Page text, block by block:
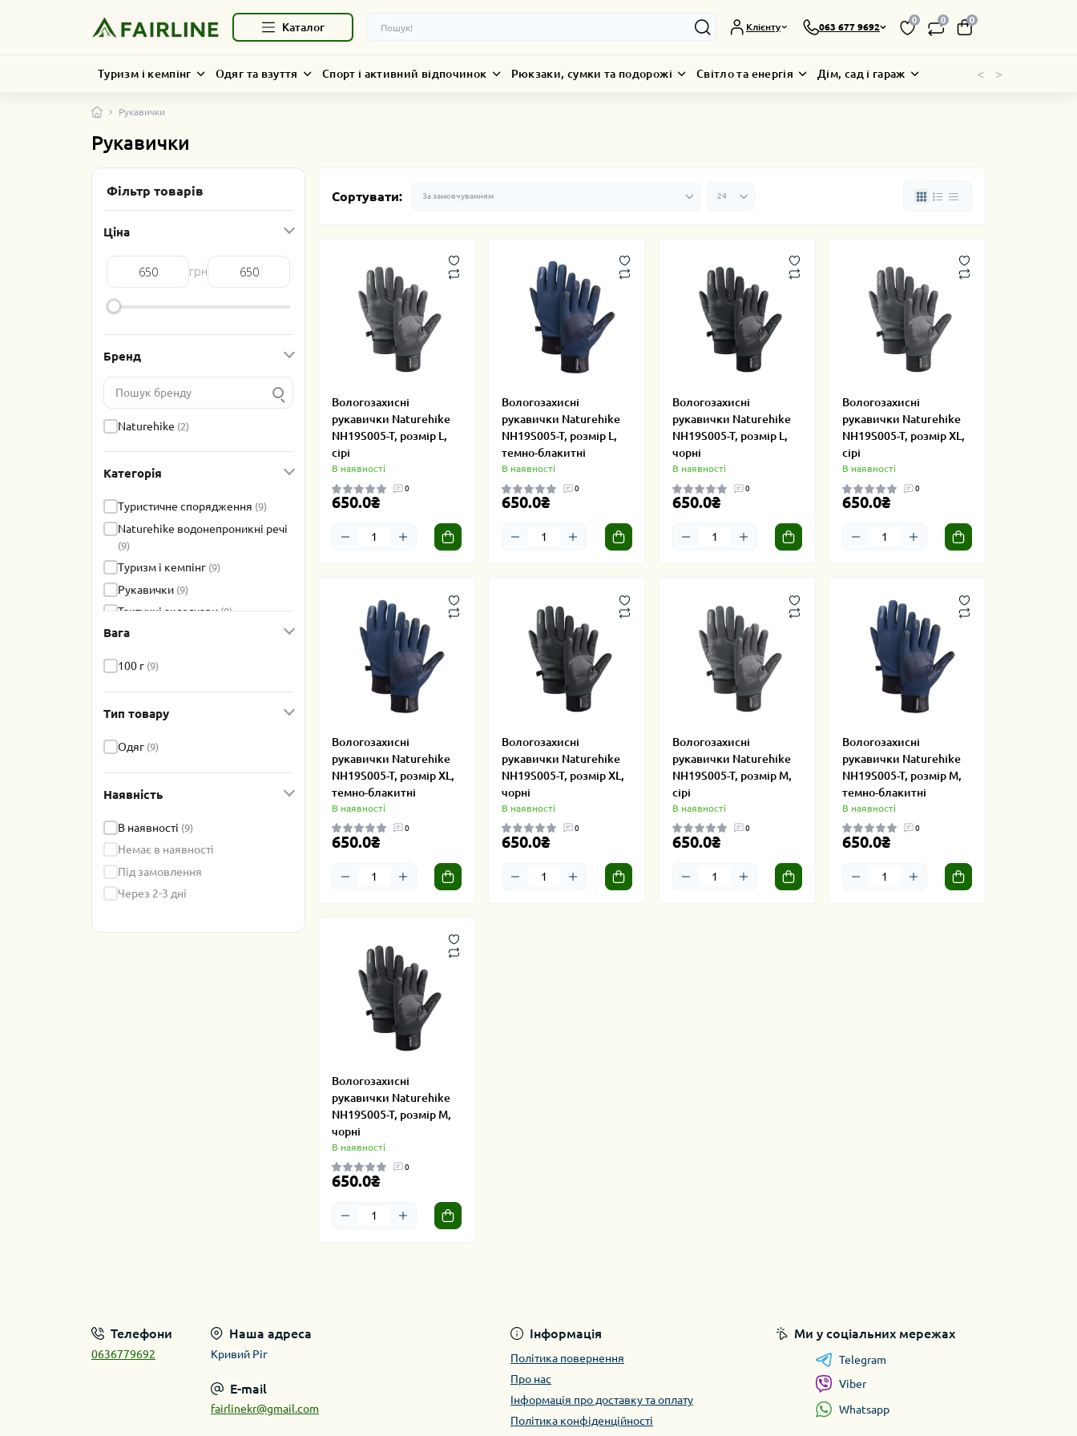
Каталог Клієнту 063 677 9692
0 0 0
Туризм і кемпінг Одяг та взуття Спорт і активний відпочинок Рюкзаки, сумки та подорожі Світло та енергія Дім, сад і гараж < >
Рукавички
Рукавички
Фільтр товарів
Ціна
Бренд
Naturehike (2)
Категорія
Туристичне спорядження (9)
Naturehike водонепроникні речі
(9)
Туризм і кемпінг (9)
Рукавички (9)
Тактичні аксесуари(9)
Професійне спорядження
Вага
100 г (9)
Тип товару
Одяг (9)
Наявність
В наявності (9)
Немає в наявності
Під замовлення
Через 2-3 дні
Сортувати:
Вологозахисні
рукавички Naturehike
NH19S005-T, розмір L,
сірі
В наявності
0
650.0₴
Вологозахисні
рукавички Naturehike
NH19S005-T, розмір L,
темно-блакитні
В наявності
0
650.0₴
Вологозахисні
рукавички Naturehike
NH19S005-T, розмір L,
чорні
В наявності
0
650.0₴
Вологозахисні
рукавички Naturehike
NH19S005-T, розмір XL,
сірі
В наявності
0
650.0₴
Вологозахисні
рукавички Naturehike
NH19S005-T, розмір XL,
темно-блакитні
В наявності
0
650.0₴
Вологозахисні
рукавички Naturehike
NH19S005-T, розмір XL,
чорні
В наявності
0
650.0₴
Вологозахисні
рукавички Naturehike
NH19S005-T, розмір М,
сірі
В наявності
0
650.0₴
Вологозахисні
рукавички Naturehike
NH19S005-T, розмір М,
темно-блакитні
В наявності
0
650.0₴
Вологозахисні
рукавички Naturehike
NH19S005-T, розмір М,
чорні
В наявності
0
650.0₴
Телефони
0636779692
Наша адреса
Кривий Ріг
E-mail
fairlinekr@gmail.com
Інформація
Політика повернення
Про нас
Інформація про доставку та оплату
Політика конфіденційності
Ми у соціальних мережах
Telegram
Viber
Whatsapp